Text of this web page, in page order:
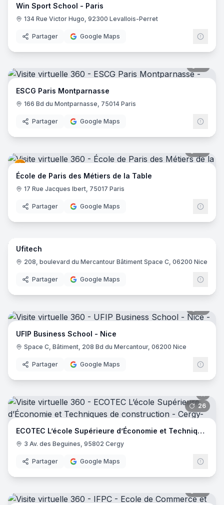
Win Sport School - Paris
134 Rue Victor Hugo, 92300 Levallois-Perret
Partager Google Maps
ESCG Paris Montparnasse
166 Bd du Montparnasse, 75014 Paris
Partager Google Maps
École de Paris des Métiers de la Table
17 Rue Jacques Ibert, 75017 Paris
Partager Google Maps
12
Ufitech
208, boulevard du Mercantour Bâtiment Space C, 06200 Nice
Partager Google Maps
UFIP Business School - Nice
Space C, Bâtiment, 208 Bd du Mercantour, 06200 Nice
Partager Google Maps
26
ECOTEC L’école Supérieure d’Économie et Techniques de construction
3 Av. des Beguines, 95802 Cergy
Partager Google Maps